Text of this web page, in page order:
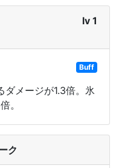
lv 1
Buff
ダメージが1.3倍。氷
。
ク